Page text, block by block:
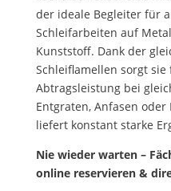
der ideale Begleiter für
Schleifarbeiten auf
Kunststoff. Dank der
Schleiflamellen sorgt
Abtragsleistung bei
Entgraten, Anfasen oder
liefert konstant starke
Nie wieder warten –
online reservieren &